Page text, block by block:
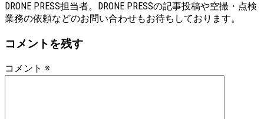
DRONE PRESS担当者。DRONE PRESSの記事投稿や空撮・点検
業務の依頼などのお問い合わせもお待ちしております。
コメントを残す
コメント ※